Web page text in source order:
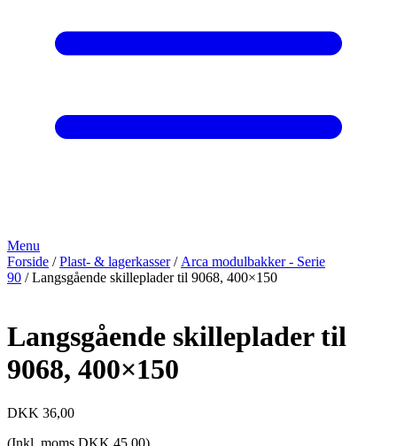
Menu
Forside /Plast- & lagerkasser/ Arca modulbakker - Serie
90 / Langsgående skilleplader til 9068, 400×150
Langsgående skilleplader til
9068, 400×150
DKK 36,00
(Inkl. moms DKK 45,00)